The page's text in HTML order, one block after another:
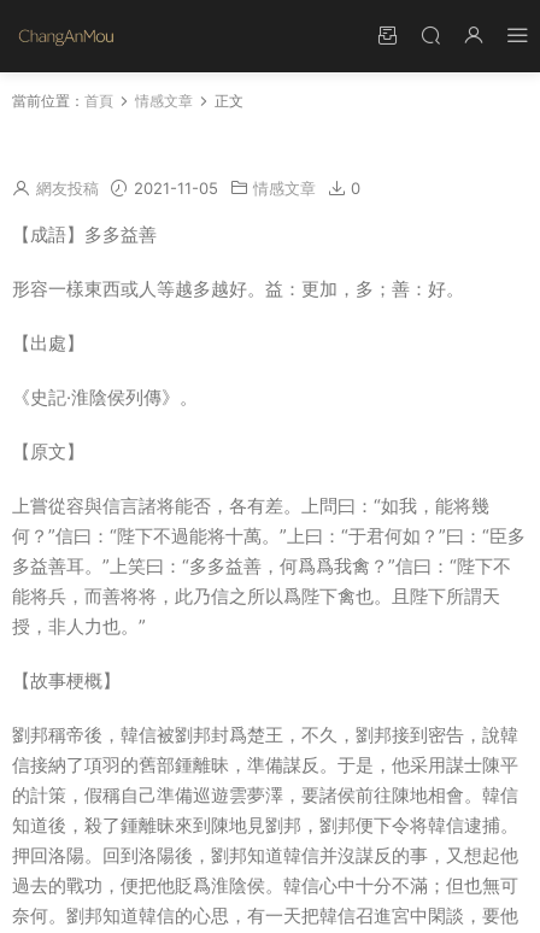
當前位置： 首頁 情感文章 正文
網友投稿 2021-11-05 情感文章 0
【成語】多多益善
形容一樣東西或人等越多越好。益：更加，多；善：好。
【出處】
《史記·淮陰侯列傳》。
【原文】
上嘗從容與信言諸将能否，各有差。上問曰：“如我，能将幾
何？”信曰：“陛下不過能将十萬。”上曰：“于君何如？”曰：“臣多
多益善耳。”上笑曰：“多多益善，何爲爲我禽？”信曰：“陛下不
能将兵，而善将将，此乃信之所以爲陛下禽也。且陛下所謂天
授，非人力也。”
【故事梗概】
劉邦稱帝後，韓信被劉邦封爲楚王，不久，劉邦接到密告，說韓
信接納了項羽的舊部鍾離昧，準備謀反。于是，他采用謀士陳平
的計策，假稱自己準備巡遊雲夢澤，要諸侯前往陳地相會。韓信
知道後，殺了鍾離昧來到陳地見劉邦，劉邦便下令将韓信逮捕。
押回洛陽。回到洛陽後，劉邦知道韓信并沒謀反的事，又想起他
過去的戰功，便把他貶爲淮陰侯。韓信心中十分不滿；但也無可
奈何。劉邦知道韓信的心思，有一天把韓信召進宮中閑談，要他